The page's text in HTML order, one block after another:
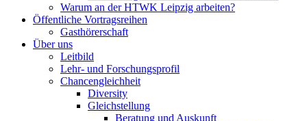
Warum an der HTWK Leipzig arbeiten?
Öffentliche Vortragsreihen
Gasthörerschaft
Über uns
Leitbild
Lehr- und Forschungsprofil
Chancengleichheit
Diversity
Gleichstellung
Beratung und Auskunft